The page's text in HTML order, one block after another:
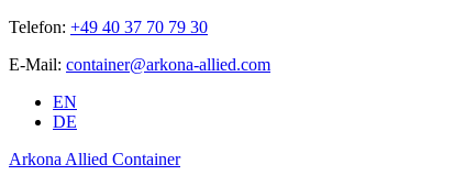
Telefon: +49 40 37 70 79 30
E-Mail: container@arkona-allied.com
EN
DE
Arkona Allied Container